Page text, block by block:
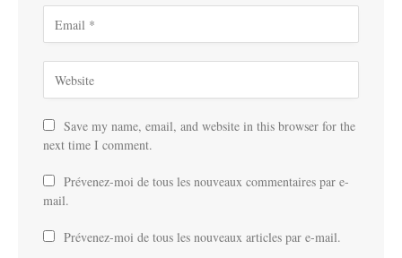
Save my name, email, and website in this browser for the
next time I comment.
Prévenez-moi de tous les nouveaux commentaires par e-
mail.
Prévenez-moi de tous les nouveaux articles par e-mail.